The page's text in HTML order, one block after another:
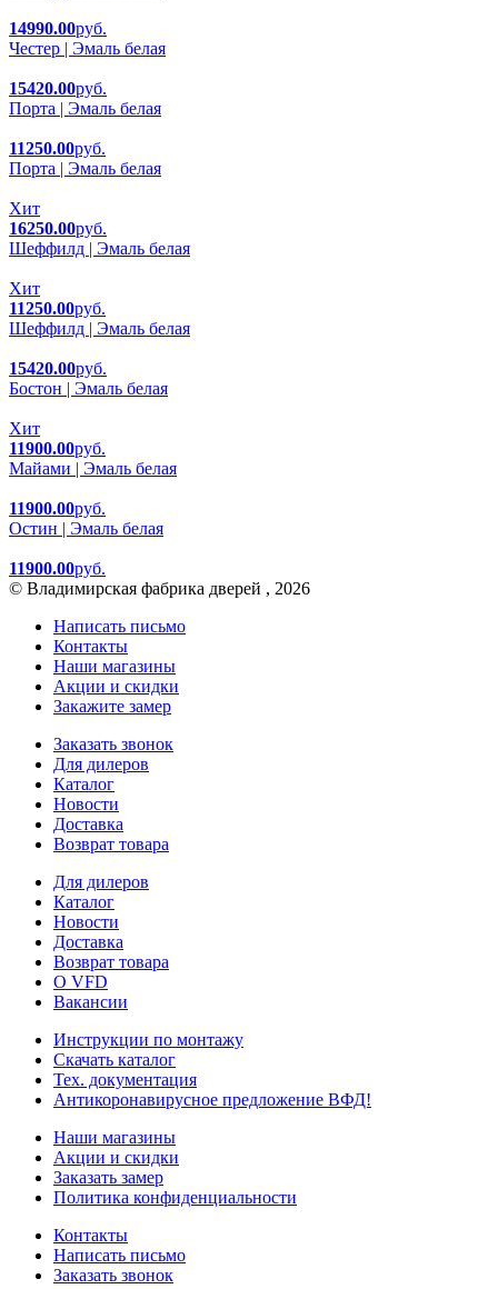
14990.00руб.
Честер | Эмаль белая
15420.00руб.
Порта | Эмаль белая
11250.00руб.
Порта | Эмаль белая
Хит
16250.00руб.
Шеффилд | Эмаль белая
Хит
11250.00руб.
Шеффилд | Эмаль белая
15420.00руб.
Бостон | Эмаль белая
Хит
11900.00руб.
Майами | Эмаль белая
11900.00руб.
Остин | Эмаль белая
11900.00руб.
© Владимирская фабрика дверей , 2026
Написать письмо
Контакты
Наши магазины
Акции и скидки
Закажите замер
Заказать звонок
Для дилеров
Каталог
Новости
Доставка
Возврат товара
Для дилеров
Каталог
Новости
Доставка
Возврат товара
О VFD
Вакансии
Инструкции по монтажу
Скачать каталог
Тех. документация
Антикоронавирусное предложение ВФД!
Наши магазины
Акции и скидки
Заказать замер
Политика конфиденциальности
Контакты
Написать письмо
Заказать звонок